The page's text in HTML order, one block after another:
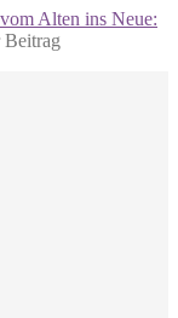
Alten ins Neue:
Beitrag